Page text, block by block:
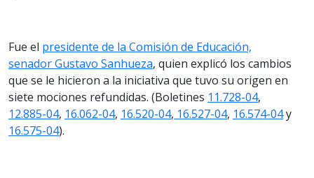
Fue el presidente de la Comisión de Educación,
senador Gustavo Sanhueza, quien explicó los cambios
que se le hicieron a la iniciativa que tuvo su origen en
siete mociones refundidas. (Boletines 11.728-04,
12.885-04, 16.062-04, 16.520-04, 16.527-04, 16.574-04y
16.575-04).